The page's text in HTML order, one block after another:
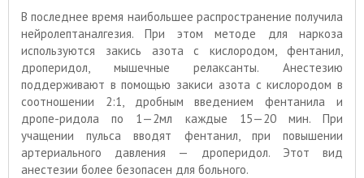
В последнее время наибольшее распространение получила
нейролептаналгезия. При этом методе для наркоза
используются закись азота с кислородом, фентанил,
дроперидол, мышечные релаксанты. Анестезию
поддерживают в помощью закиси азота с кислородом в
соотношении 2:1, дробным введением фентанила и
дропе-ридола по 1—2мл каждые 15—20 мин. При
учащении пульса вводят фентанил, при повышении
артериального давления — дроперидол. Этот вид
анестезии более безопасен для больного.